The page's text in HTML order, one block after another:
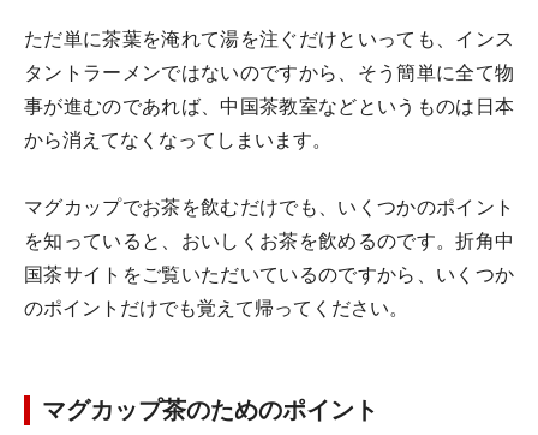
ただ単に茶葉を淹れて湯を注ぐだけといっても、インス
タントラーメンではないのですから、そう簡単に全て物
事が進むのであれば、中国茶教室などというものは日本
から消えてなくなってしまいます。
マグカップでお茶を飲むだけでも、いくつかのポイント
を知っていると、おいしくお茶を飲めるのです。折角中
国茶サイトをご覧いただいているのですから、いくつか
のポイントだけでも覚えて帰ってください。
マグカップ茶のためのポイント